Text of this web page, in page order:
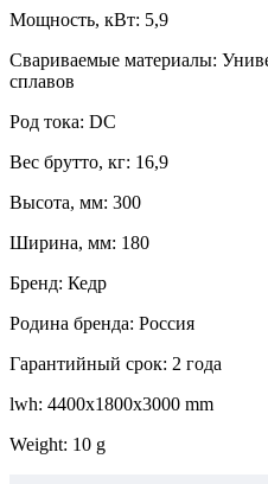
Мощность, кВт: 5,9
Свариваемые материалы:
сплавов
Род тока: DC
Вес брутто, кг: 16,9
Высота, мм: 300
Ширина, мм: 180
Бренд: Кедр
Родина бренда: Россия
Гарантийный срок: 2 года
lwh: 4400x1800x3000 mm
Weight: 10 g